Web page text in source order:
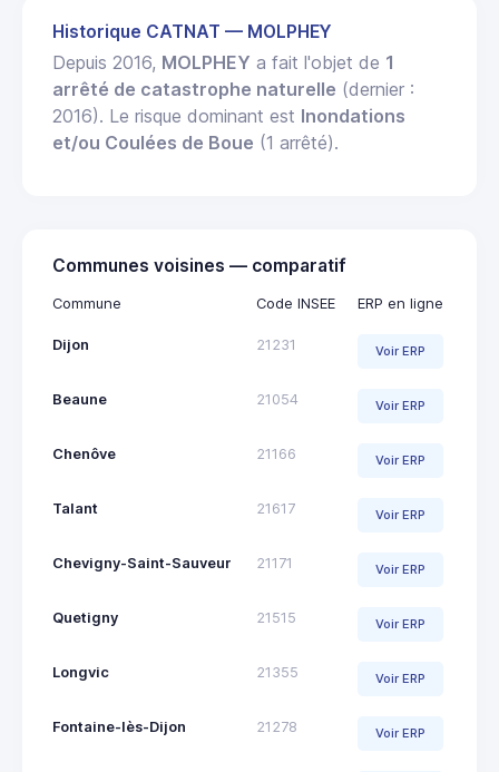
Historique CATNAT — MOLPHEY
Depuis 2016, MOLPHEY a fait l'objet de 1
arrêté de catastrophe naturelle (dernier :
2016). Le risque dominant est Inondations
et/ou Coulées de Boue (1 arrêté).
Communes voisines — comparatif
Commune Code INSEE ERP en ligne
Dijon 21231 Voir ERP
Beaune 21054 Voir ERP
Chenôve 21166 Voir ERP
Talant 21617 Voir ERP
Chevigny-Saint-Sauveur 21171 Voir ERP
Quetigny 21515 Voir ERP
Longvic 21355 Voir ERP
Fontaine-lès-Dijon 21278 Voir ERP